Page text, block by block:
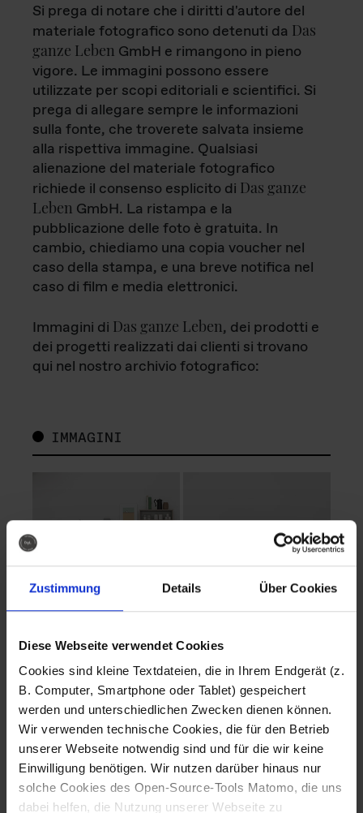
Zustimmung Details Über Cookies
Diese Webseite verwendet Cookies
Cookies sind kleine Textdateien, die in Ihrem Endgerät (z.
B. Computer, Smartphone oder Tablet) gespeichert
werden und unterschiedlichen Zwecken dienen können.
Wir verwenden technische Cookies, die für den Betrieb
unserer Webseite notwendig sind und für die wir keine
Einwilligung benötigen. Wir nutzen darüber hinaus nur
solche Cookies des Open-Source-Tools Matomo, die uns
dabei helfen, die Nutzung unserer Webseite zu
Si prega di notare che i diritti d'autore del
materiale fotografico sono detenuti da Das
ganze Leben GmbH e rimangono in pieno
vigore. Le immagini possono essere
utilizzate per scopi editoriali e scientifici. Si
prega di allegare sempre le informazioni
sulla fonte, che troverete salvata insieme
alla rispettiva immagine. Qualsiasi
alienazione del materiale fotografico
richiede il consenso esplicito di Das ganze
Leben GmbH. La ristampa e la
pubblicazione delle foto è gratuita. In
cambio, chiediamo una copia voucher nel
caso della stampa, e una breve notifica nel
caso di film e media elettronici.
Immagini di Das ganze Leben, dei prodotti e
dei progetti realizzati dai clienti si trovano
qui nel nostro archivio fotografico:
IMMAGINI
Fotografo: Lorenz
Sternbach
Download
Fotografo: Lorenz
Sternbach
Download